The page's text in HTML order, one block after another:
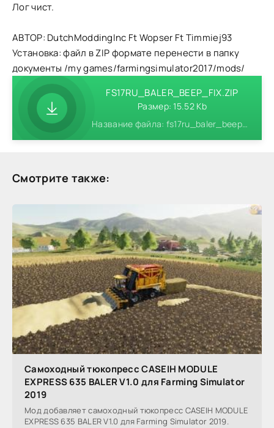
Лог чист.
АВТОР: DutchModdingInc Ft Wopser Ft Timmiej93
Установка: файл в ZIP формате перенести в папку
документы /my games/farmingsimulator2017/mods/
FS17RU_BALER_BEEP_FIX.ZIP
Размер: 15.52 Kb
Название файла: fs17ru_baler_beep_fix.zip
Смотрите также:
Самоходный тюкопресс CASEIH MODULE
EXPRESS 635 BALER V1.0 для Farming Simulator
2019
Мод добавляет самоходный тюкопресс CASEIH MODULE
EXPRESS 635 BALER V1.0 для Farming Simulator 2019.